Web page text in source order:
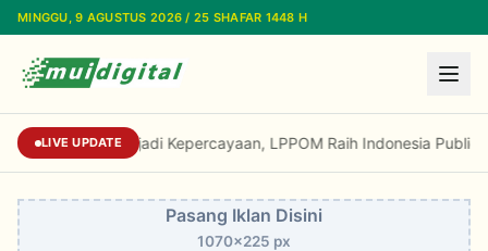
Lewati ke konten utama
MINGGU, 9 AGUSTUS 2026 / 25 SHAFAR 1448 H
LIVE UPDATE Dari Reputasi Menjadi Kepercayaan, LPPOM
Pasang Iklan Disini
1070x225 px